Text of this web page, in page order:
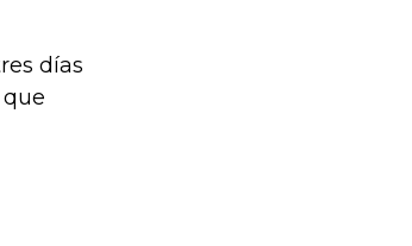
días